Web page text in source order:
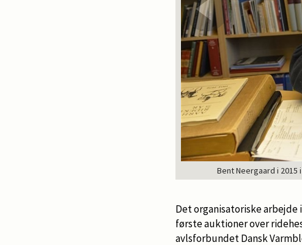
Bent Neergaard i
Det organisatoriske
første auktioner over
avlsforbundet Dansk